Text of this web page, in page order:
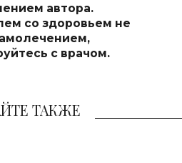
автора.
со здоровьем не
с врачом.
ТАКЖЕ